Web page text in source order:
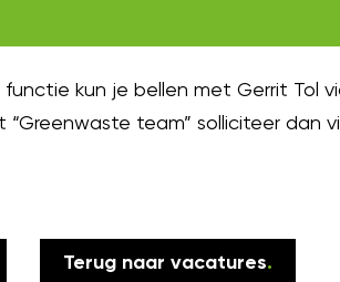
kun je bellen met Gerrit Tol
team” solliciteer dan
Terug naar vacatures.